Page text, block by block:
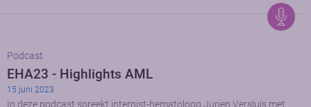
Podcast
EHA23 - Highlights AML
15 juni 2023
In deze podcast spreekt internist-hematoloog Jurjen Versluis met